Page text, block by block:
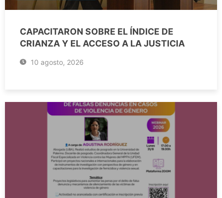
CAPACITARON SOBRE EL ÍNDICE DE
CRIANZA Y EL ACCESO A LA JUSTICIA
10 agosto, 2026